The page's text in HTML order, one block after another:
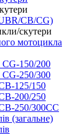
CB/CG)
скутери
мотоцикла
CG-150/200
CG-250/300
125/150
200/250
250/300СС
(загальне)